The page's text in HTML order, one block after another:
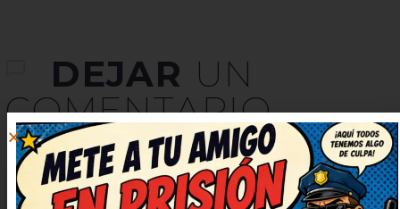
DEJAR UN
COMENTARIO